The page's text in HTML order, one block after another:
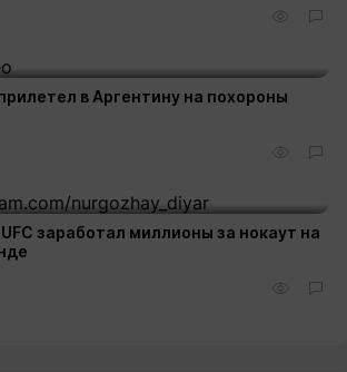
в Аргентину на похороны
заработал миллионы за нокаут на